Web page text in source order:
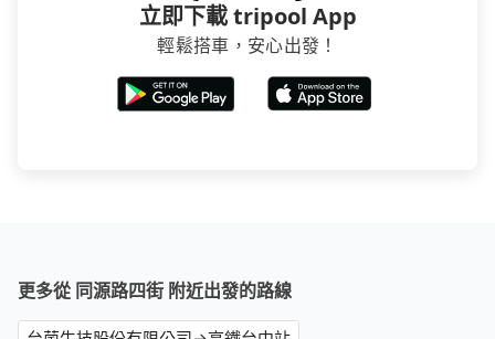
立即下載 tripool App
輕鬆搭車，安心出發！
更多從 同源路四街 附近出發的路線